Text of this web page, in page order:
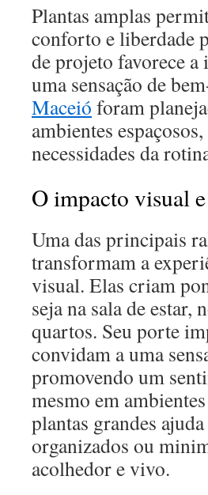
Plantas amplas
conforto e liberdade
de projeto favorece a
uma sensação de
Maceió foram
ambientes
necessidades da
O impacto visual
Uma das principais
transformam a
visual. Elas criam
seja na sala de estar,
quartos. Seu porte
convidam a uma
promovendo um
mesmo em
plantas grandes
organizados ou
acolhedor e vivo.